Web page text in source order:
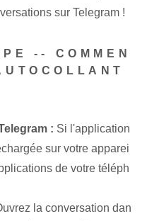
sur Telegram !
-- COMMEN
: Si l'application
sur votre apparei
de votre téléph
la conversation dan